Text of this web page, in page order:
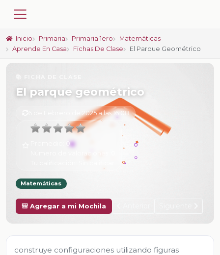
Inicio Primaria Primaria 1ero
Matemáticas
Aprende En Casa
Fichas De Clase El Parque Geométrico
El parque geométrico
6 de Febrero de 2025 a las 16:08
0
Matemáticas
🎒 Agregar a mi Mochila
construye configuraciones utilizando figuras